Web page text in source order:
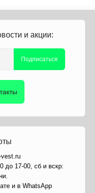
и акции:
Подписаться
до 17-00, сб и вскр:
и в WhatsApp